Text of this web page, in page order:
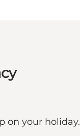
on your holiday.